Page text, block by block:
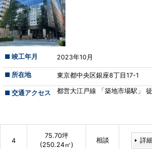
■ 竣工年月 2023年10月
■ 所在地 東京都中央区銀座8丁目17-1
■ 交通アクセス 都営大江戸線 「築地市場駅」
4
75.70坪
(250.24㎡)
相談 詳細